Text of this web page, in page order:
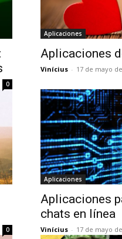
0
Aplicaciones
Aplicaciones
Vinícius - 17 de mayo
0
Aplicaciones
Aplicaciones
chats en línea
Vinícius - 17 de mayo